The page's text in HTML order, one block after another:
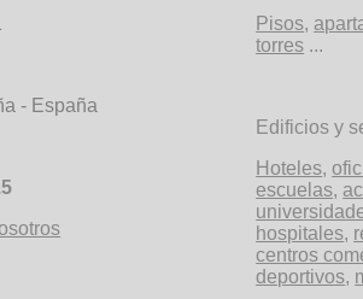
- España
Pisos,
torres ...
Edificios y
Hoteles,
escuelas,
hospitales,
centros
deportivos,